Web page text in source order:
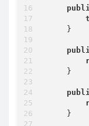
    }
    }
    }